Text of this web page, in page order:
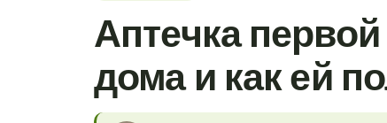
Аптечка
дома и как ей